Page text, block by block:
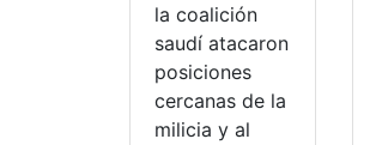
la coalición
saudí atacaron
posiciones
cercanas de la
milicia y al